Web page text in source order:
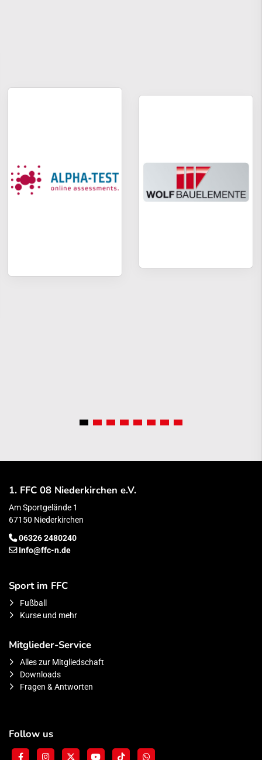
1. FFC 08 Niederkirchen e.V.
Am Sportgelände 1
67150 Niederkirchen
06326 2480240
Info@ffc-n.de
Sport im FFC
Fußball
Kurse und mehr
Mitglieder-Service
Alles zur Mitgliedschaft
Downloads
Fragen & Antworten
Follow us